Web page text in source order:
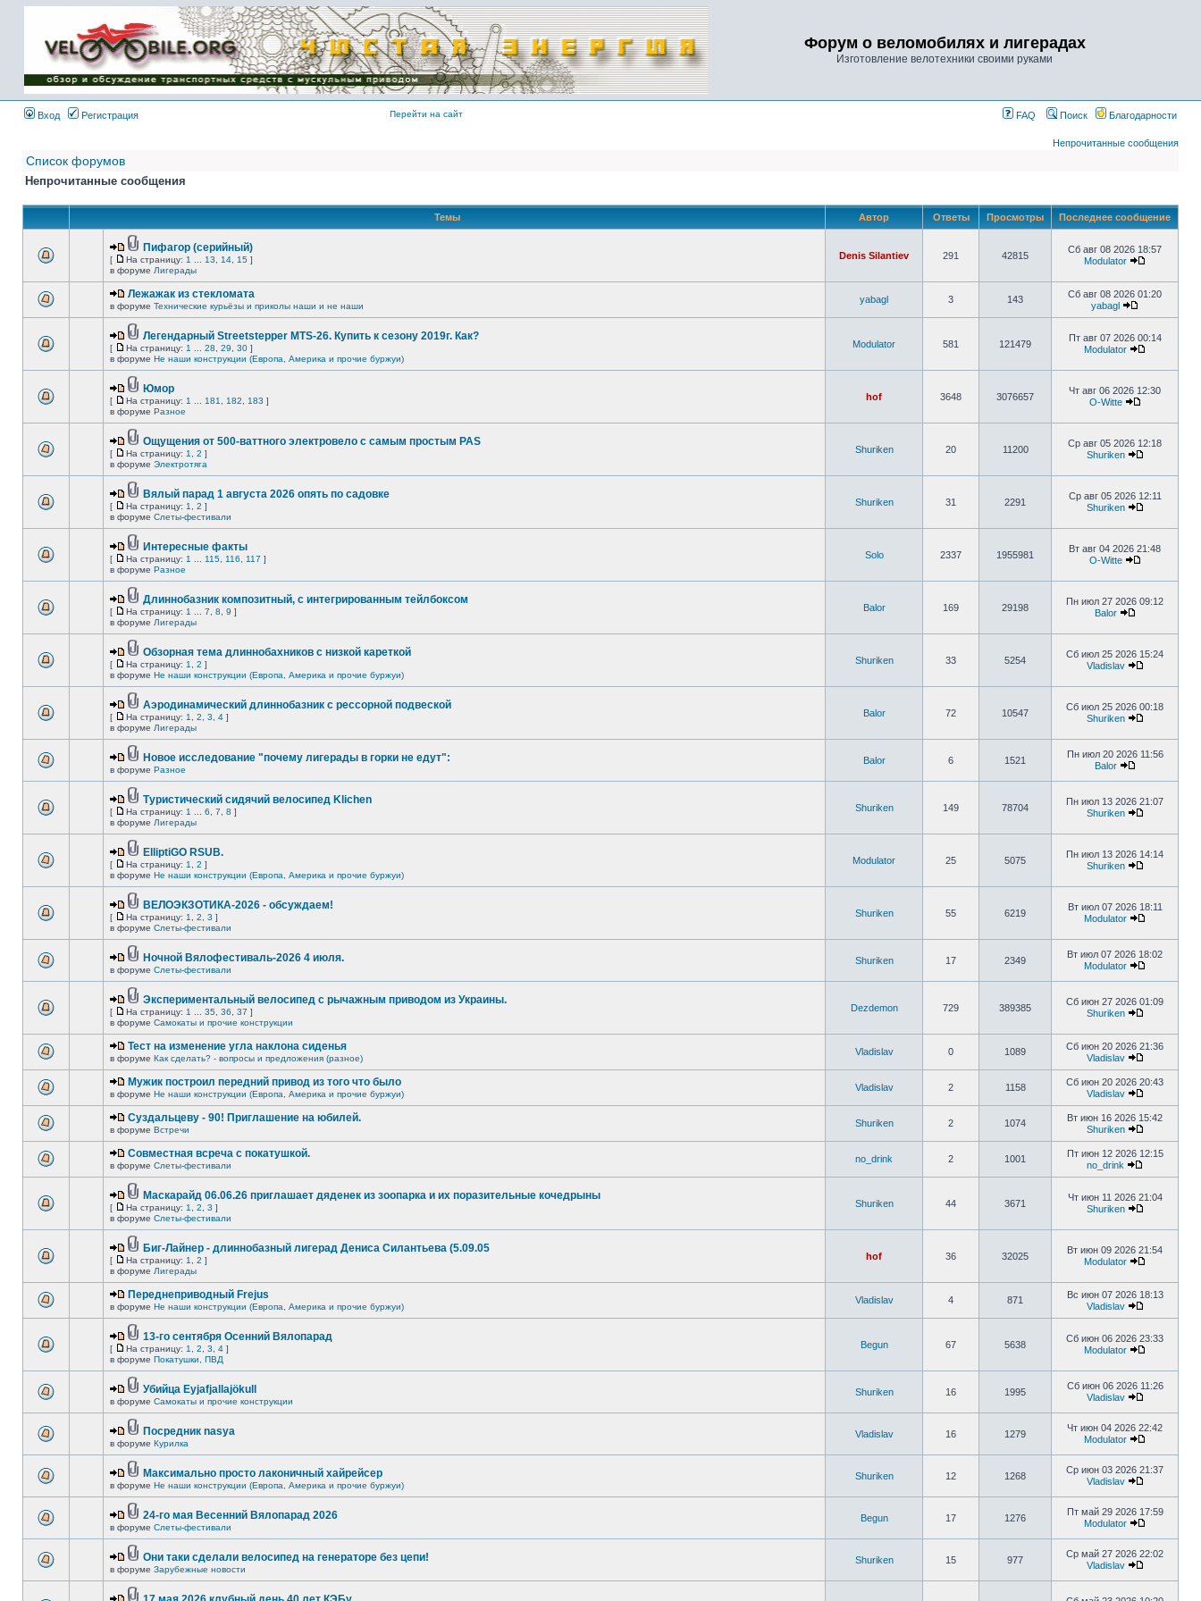
Имя пользователя:
Пароль:
{ LOG_ME_IN_SHORT
}
Форум о веломобилях и лигерадах
Изготовление велотехники своими руками
Вход Регистрация Перейти на сайт FAQ Поиск Благодарности
Непрочитанные сообщения
Список форумов
Непрочитанные сообщения
Темы Автор Ответы Просмотры Последнее сообщение
Пифагор (серийный)
[ На страницу: 1 13 14 15 ]
в форуме Лигерады
Denis Silantiev 291 42815
Сб авг 08 2026 18:57
Modulator
Лежажак из стекломата
в форуме Технические курьёзы и приколы наши и не наши
yabagl 3 143
Сб авг 08 2026 01:20
yabagl
Легендарный Streetstepper MTS-26. Купить к сезону 2019г. Как?
[ На страницу: 1 28 29 30 ]
в форуме Не наши конструкции (Европа, Америка и прочие буржуи)
Modulator 581 121479
Пт авг 07 2026 00:14
Modulator
Юмор
[ На страницу: 1 181 182 183 ]
в форуме Разное
hof 3648 3076657
Чт авг 06 2026 12:30
O-Witte
Ощущения от 500-ваттного электровело с самым простым PAS
[ На страницу: 1 2 ]
в форуме Электротяга
Shuriken 20 11200
Ср авг 05 2026 12:18
Shuriken
Вялый парад 1 августа 2026 опять по садовке
[ На страницу: 1 2 ]
в форуме Слеты-фестивали
Shuriken 31 2291
Ср авг 05 2026 12:11
Shuriken
Интересные факты
[ На страницу: 1 115 116 117 ]
в форуме Разное
Solo 2337 1955981
Вт авг 04 2026 21:48
O-Witte
Длиннобазник композитный, с интегрированным тейлбоксом
[ На страницу: 1 7 8 9 ]
в форуме Лигерады
Balor 169 29198
Пн июл 27 2026 09:12
Balor
Обзорная тема длиннобахников с низкой кареткой
[ На страницу: 1 2 ]
в форуме Не наши конструкции (Европа, Америка и прочие буржуи)
Shuriken 33 5254
Сб июл 25 2026 15:24
Vladislav
Аэродинамический длиннобазник с рессорной подвеской
[ На страницу: 1 2 3 4 ]
в форуме Лигерады
Balor 72 10547
Сб июл 25 2026 00:18
Shuriken
Новое исследование "почему лигерады в горки не едут":
в форуме Разное
Balor 6 1521
Пн июл 20 2026 11:56
Balor
Туристический сидячий велосипед Klichen
[ На страницу: 1 6 7 8 ]
в форуме Лигерады
Shuriken 149 78704
Пн июл 13 2026 21:07
Shuriken
ElliptiGO RSUB.
[ На страницу: 1 2 ]
в форуме Не наши конструкции (Европа, Америка и прочие буржуи)
Modulator 25 5075
Пн июл 13 2026 14:14
Shuriken
ВЕЛОЭКЗОТИКА-2026 - обсуждаем!
[ На страницу: 1 2 3 ]
в форуме Слеты-фестивали
Shuriken 55 6219
Вт июл 07 2026 18:11
Modulator
Ночной Вялофестиваль-2026 4 июля.
в форуме Слеты-фестивали
Shuriken 17 2349
Вт июл 07 2026 18:02
Modulator
Экспериментальный велосипед с рычажным приводом из Украины.
[ На страницу: 1 35 36 37 ]
в форуме Самокаты и прочие конструкции
Dezdemon 729 389385
Сб июн 27 2026 01:09
Shuriken
Тест на изменение угла наклона сиденья
в форуме Как сделать? - вопросы и предложения (разное)
Vladislav 0 1089
Сб июн 20 2026 21:36
Vladislav
Мужик построил передний привод из того что было
в форуме Не наши конструкции (Европа, Америка и прочие буржуи)
Vladislav 2 1158
Сб июн 20 2026 20:43
Vladislav
Суздальцеву - 90! Приглашение на юбилей.
в форуме Встречи
Shuriken 2 1074
Вт июн 16 2026 15:42
Shuriken
Совместная всреча с покатушкой.
в форуме Слеты-фестивали
no_drink 2 1001
Пт июн 12 2026 12:15
no_drink
Маскарайд 06.06.26 приглашает дяденек из зоопарка и их поразительные кочедрыны
[ На страницу: 1 2 3 ]
в форуме Слеты-фестивали
Shuriken 44 3671
Чт июн 11 2026 21:04
Shuriken
Биг-Лайнер - длиннобазный лигерад Дениса Силантьева (5.09.05
[ На страницу: 1 2 ]
в форуме Лигерады
hof 36 32025
Вт июн 09 2026 21:54
Modulator
Переднеприводный Frejus
в форуме Не наши конструкции (Европа, Америка и прочие буржуи)
Vladislav 4 871
Вс июн 07 2026 18:13
Vladislav
13-го сентября Осенний Вялопарад
[ На страницу: 1 2 3 4 ]
в форуме Покатушки, ПВД
Begun 67 5638
Сб июн 06 2026 23:33
Modulator
Убийца Eyjafjallajökull
в форуме Самокаты и прочие конструкции
Shuriken 16 1995
Сб июн 06 2026 11:26
Vladislav
Посредник nasya
в форуме Курилка
Vladislav 16 1279
Чт июн 04 2026 22:42
Modulator
Максимально просто лаконичный хайрейсер
в форуме Не наши конструкции (Европа, Америка и прочие буржуи)
Shuriken 12 1268
Ср июн 03 2026 21:37
Vladislav
24-го мая Весенний Вялопарад 2026
в форуме Слеты-фестивали
Begun 17 1276
Пт май 29 2026 17:59
Modulator
Они таки сделали велосипед на генераторе без цепи!
в форуме Зарубежные новости
Shuriken 15 977
Ср май 27 2026 22:02
Vladislav